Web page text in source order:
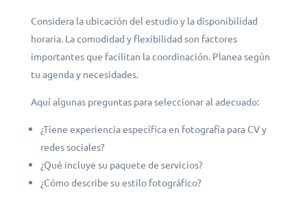
Considera la ubicación del estudio y la disponibilidad
horaria. La comodidad y flexibilidad son factores
importantes que facilitan la coordinación. Planea según
tu agenda y necesidades.
Aquí algunas preguntas para seleccionar al adecuado:
¿Tiene experiencia específica en fotografía para CV y
redes sociales?
¿Qué incluye su paquete de servicios?
¿Cómo describe su estilo fotográfico?